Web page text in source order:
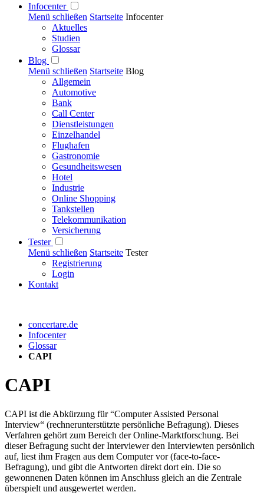
Infocenter
Menü schließen Startseite Infocenter
Aktuelles
Studien
Glossar
Blog
Menü schließen Startseite Blog
Allgemein
Automotive
Bank
Call Center
Dienstleistungen
Einzelhandel
Flughafen
Gastronomie
Gesundheitswesen
Hotel
Industrie
Online Shopping
Tankstellen
Telekommunikation
Versicherung
Tester
Menü schließen Startseite Tester
Registrierung
Login
Kontakt
concertare.de
Infocenter
Glossar
CAPI
CAPI
CAPI ist die Abkürzung für “Computer Assisted Personal
Interview“ (rechnerunterstützte persönliche Befragung). Dieses
Verfahren gehört zum Bereich der Online-Marktforschung. Bei
dieser Befragung sucht der Interviewer den Interviewten persönlich
auf, liest ihm Fragen aus dem Computer vor (face-to-face-
Befragung), und gibt die Antworten direkt dort ein. Die so
gewonnenen Daten können im Anschluss gleich an die Zentrale
überspielt und ausgewertet werden.